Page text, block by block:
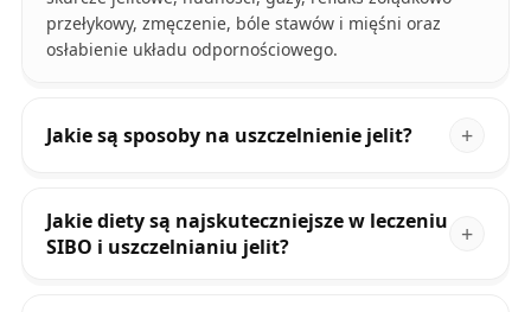
przełykowy, zmęczenie, bóle stawów i mięśni oraz
osłabienie układu odpornościowego.
Jakie są sposoby na uszczelnienie jelit?
Jakie diety są najskuteczniejsze w leczeniu
SIBO i uszczelnianiu jelit?